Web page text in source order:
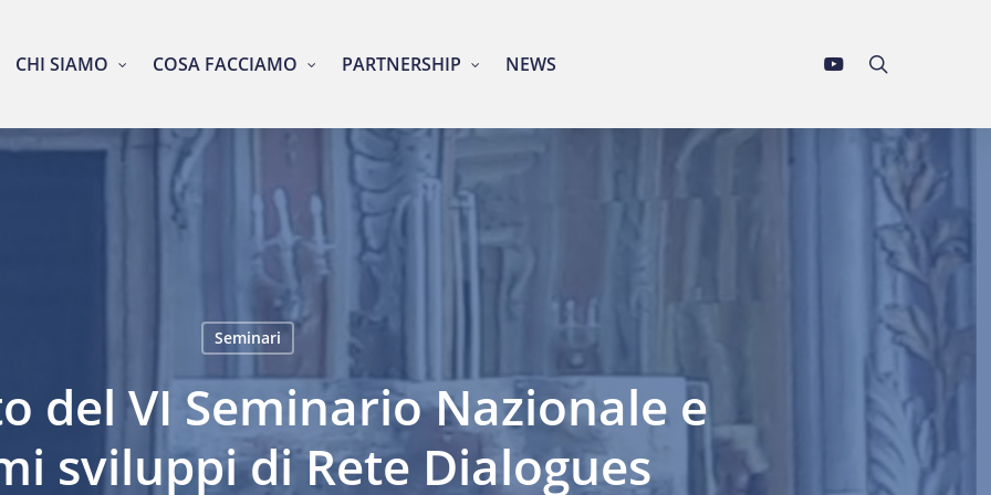
CHI SIAMO COSA FACCIAMO PARTNERSHIP NEWS YOUTUBE
Seminari
del VI Seminario Nazionale e
sviluppi di Rete Dialogues